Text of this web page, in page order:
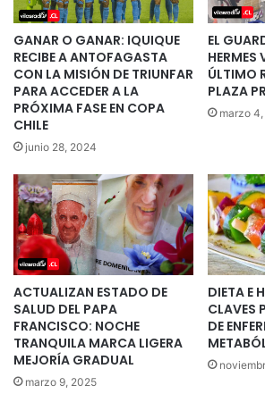
GANAR O GANAR: IQUIQUE
RECIBE A ANTOFAGASTA
CON LA MISIÓN DE TRIUNFAR
PARA ACCEDER A LA
PRÓXIMA FASE EN COPA
CHILE
junio 28, 2024
EL
HERMES
ÚLTIMO
PLAZA
marzo
ACTUALIZAN ESTADO DE
SALUD DEL PAPA
FRANCISCO: NOCHE
TRANQUILA MARCA LIGERA
MEJORÍA GRADUAL
marzo 9, 2025
DIETA E
CLAVES
DE